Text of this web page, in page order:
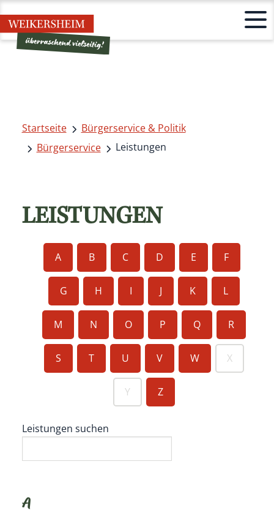
Startseite
Bürgerservice & Politik
Bürgerservice
Leistungen
LEISTUNGEN
A B C D E F
G H I J K L
M N O P Q R
S T U V W X
Y Z
Leistungen suchen
A